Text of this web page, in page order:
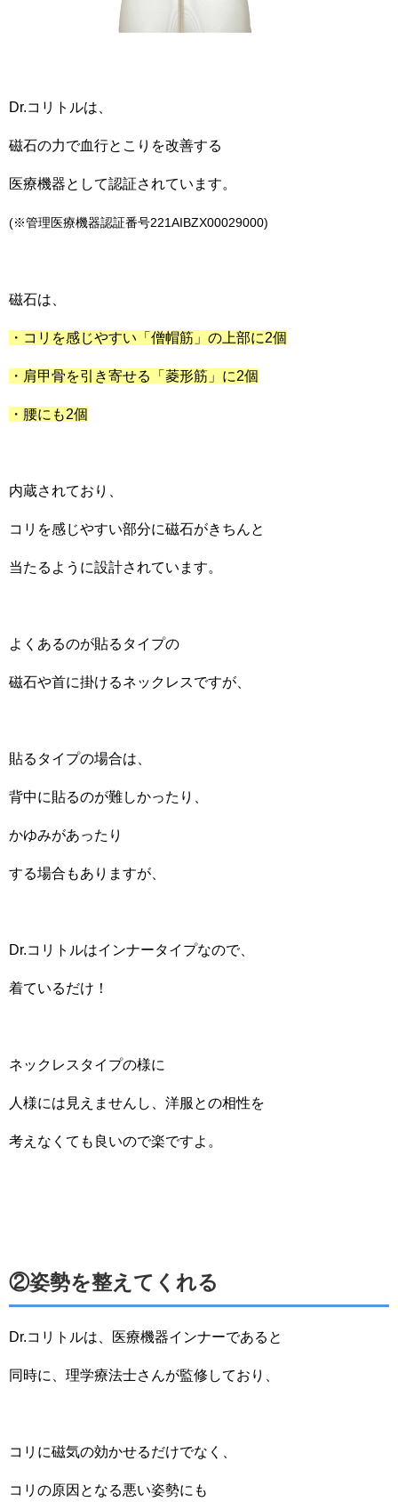
Dr.コリトルは、
磁石の力で血行とこりを改善する
医療機器として認証されています。
(※管理医療機器認証番号221AIBZX00029000)
磁石は、
・コリを感じやすい「僧帽筋」の上部に2個
・肩甲骨を引き寄せる「菱形筋」に2個
・腰にも2個
内蔵されており、
コリを感じやすい部分に磁石がきちんと
当たるように設計されています。
よくあるのが貼るタイプの
磁石や首に掛けるネックレスですが、
貼るタイプの場合は、
背中に貼るのが難しかったり、
かゆみがあったり
する場合もありますが、
Dr.コリトルはインナータイプなので、
着ているだけ！
ネックレスタイプの様に
人様には見えませんし、洋服との相性を
考えなくても良いので楽ですよ。
②姿勢を整えてくれる
Dr.コリトルは、医療機器インナーであると
同時に、理学療法士さんが監修しており、
コリに磁気の効かせるだけでなく、
コリの原因となる悪い姿勢にも